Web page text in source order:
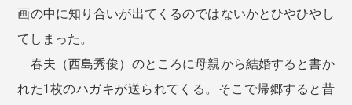
画の中に知り合いが出てくるのではないかとひやひやし
てしまった。
春夫（西島秀俊）のところに母親から結婚すると書か
れた1枚のハガキが送られてくる。そこで帰郷すると昔